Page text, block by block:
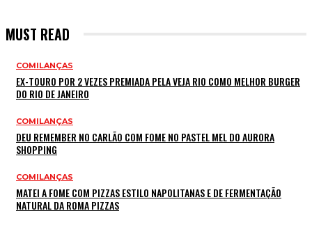
MUST READ
COMILANÇAS
EX-TOURO POR 2 VEZES PREMIADA PELA VEJA RIO COMO MELHOR BURGER
DO RIO DE JANEIRO
COMILANÇAS
DEU REMEMBER NO CARLÃO COM FOME NO PASTEL MEL DO AURORA
SHOPPING
COMILANÇAS
MATEI A FOME COM PIZZAS ESTILO NAPOLITANAS E DE FERMENTAÇÃO
NATURAL DA ROMA PIZZAS